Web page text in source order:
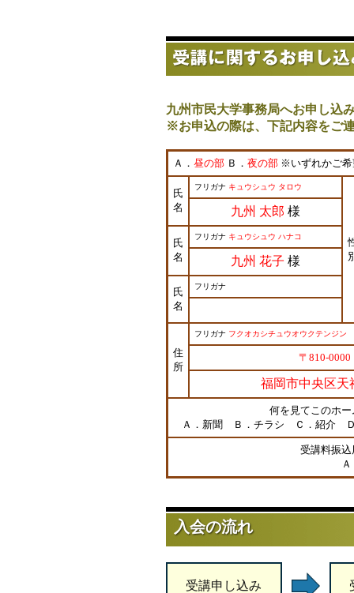
九州市民大学事務局へお申し込
※お申込の際は、下記内容をご
Ａ． 昼の部 Ｂ． 夜の部 ※いずれかご希
氏
名
フリガナ キュウシュウ タロウ
九州 太郎 様
氏
名
フリガナ キュウシュウ ハナコ
九州 花子 様
氏
名
フリガナ
住
所
フリガナ フクオカシチュウオウクテンジン
〒810-0000
福岡市中央区天
何を見てこのホ
Ａ．新聞 Ｂ．チラシ Ｃ．紹介 Ｄ
受講料振
入会の流れ
受講申し込み